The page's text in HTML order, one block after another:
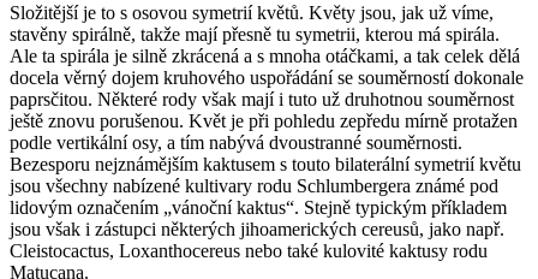
Složitější je to s osovou symetrií květů. Květy jsou, jak už víme,
stavěny spirálně, takže mají přesně tu symetrii, kterou má spirála.
Ale ta spirála je silně zkrácená a s mnoha otáčkami, a tak celek dělá
docela věrný dojem kruhového uspořádání se souměrností dokonale
paprsčitou. Některé rody však mají i tuto už druhotnou souměrnost
ještě znovu porušenou. Květ je při pohledu zepředu mírně protažen
podle vertikální osy, a tím nabývá dvoustranné souměrnosti.
Bezesporu nejznámějším kaktusem s touto bilaterální symetrií květu
jsou všechny nabízené kultivary rodu Schlumbergera známé pod
lidovým označením „vánoční kaktus“. Stejně typickým příkladem
jsou však i zástupci některých jihoamerických cereusů, jako např.
Cleistocactus, Loxanthocereus nebo také kulovité kaktusy rodu
Matucana.